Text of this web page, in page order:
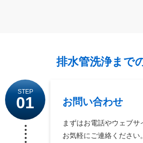
排水管洗浄まで
STEP
01 お問い合わせ
まずはお電話やウェブサ
お気軽にご連絡ください